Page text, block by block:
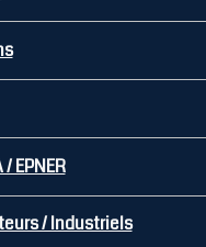
/ EPNER
/ Industriels